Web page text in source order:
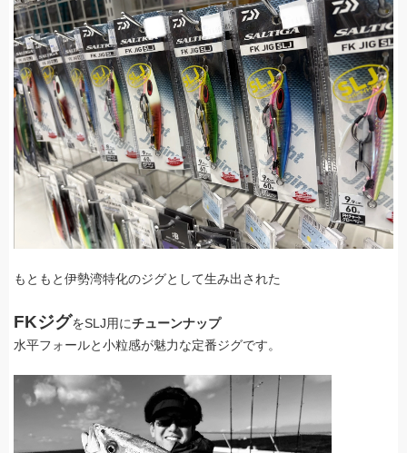
もともと伊勢湾特化のジグとして生み出された
FKジグをSLJ用にチューンナップ
水平フォールと小粒感が魅力な定番ジグです。